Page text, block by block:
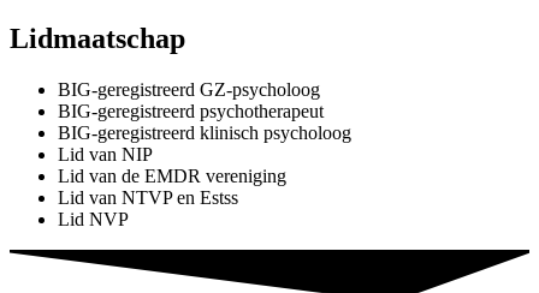
Lidmaatschap
BIG-geregistreerd GZ-psycholoog
BIG-geregistreerd psychotherapeut
BIG-geregistreerd klinisch psycholoog
Lid van NIP
Lid van de EMDR vereniging
Lid van NTVP en Estss
Lid NVP